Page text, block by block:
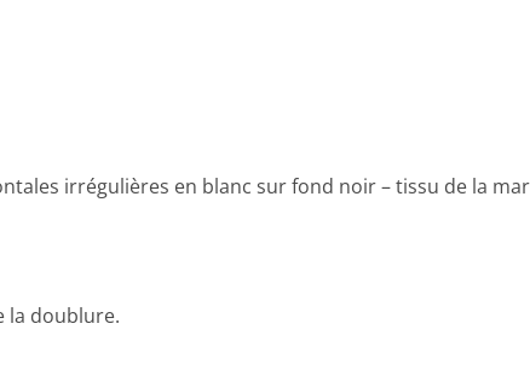
irrégulières en blanc sur fond noir – tissu de la
la doublure.